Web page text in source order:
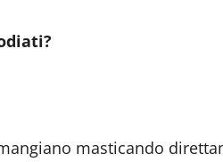
masticando